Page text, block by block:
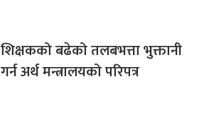
शिक्षकको बढेको तलबभत्ता भुक्तानी
गर्न अर्थ मन्त्रालयको परिपत्र